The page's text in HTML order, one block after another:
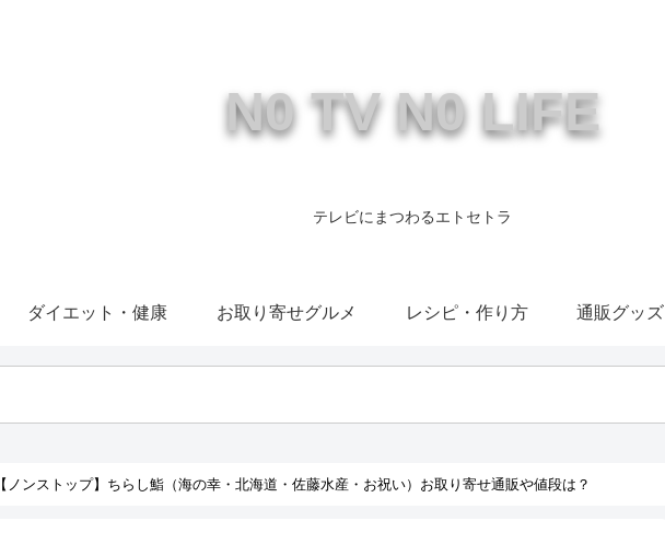
N0 TV N0 LIFE
テレビにまつわるエトセトラ
ダイエット・健康 お取り寄せグルメ レシピ・作り方 通販グッズ
【ノンストップ】ちらし鮨（海の幸・北海道・佐藤水産・お祝い）お取り寄せ通販や値段は？